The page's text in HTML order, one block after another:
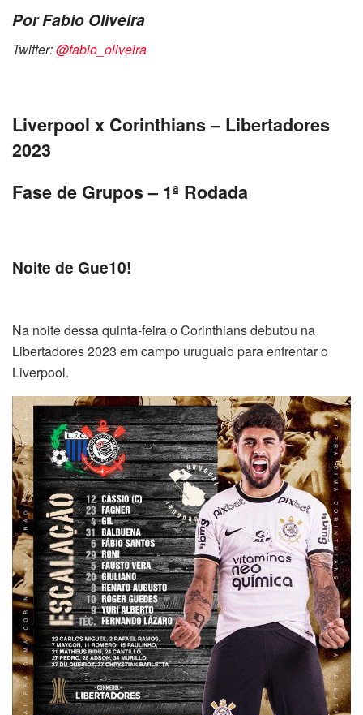
Por Fabio Oliveira
Twitter:@fabio_oliveira
Liverpool x Corinthians – Libertadores
2023
Fase de Grupos – 1ª Rodada
Noite de Gue10!
Na noite dessa quinta-feira o Corinthians debutou na
Libertadores 2023 em campo uruguaio para enfrentar o
Liverpool.